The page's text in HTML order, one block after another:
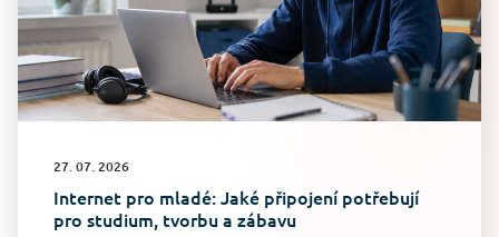
27. 07. 2026
Internet pro mladé: Jaké připojení potřebují
pro studium, tvorbu a zábavu